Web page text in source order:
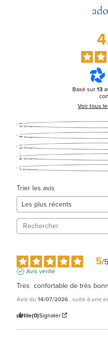
Basé sur13
Voir tous
5étoiles
4étoiles
3étoiles
2étoiles
1étoile
Trier les avis
5/5
Avis vérifié
Très  confortable de très
Avis du 14/07/2026, suite à une
Utile(0)Signaler